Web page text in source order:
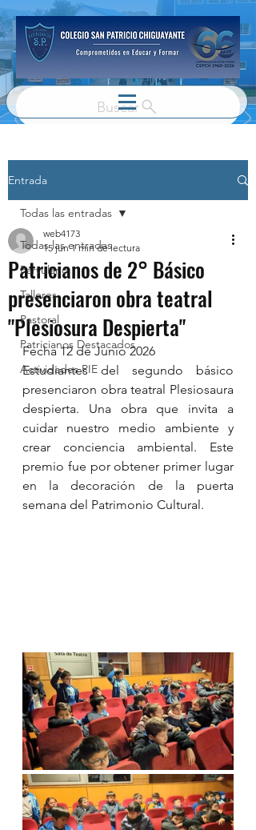
Buscar
Entrada
Todas las entradas
Parvulario
Talleres
Pastoral
Patricianos Destacados
Actividades PIE
Todas las entradas
Patricianos de 2° Básico
presenciaron obra teatral
"Plesiosura Despierta"
web4173
15 jun 1 min de lectura
Fecha 12 de Junio 2026
Estudiantes del segundo básico
presenciaron obra teatral Plesiosaura
despierta. Una obra que invita a
cuidar nuestro medio ambiente y
crear conciencia ambiental. Este
premio fue por obtener primer lugar
en la decoración de la puerta
semana del Patrimonio Cultural.